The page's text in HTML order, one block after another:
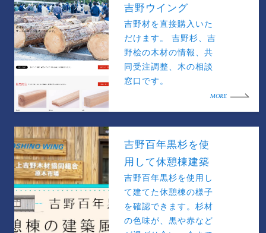
吉野ウイング
吉野材を直接購入いた
だけます。 吉野杉、吉
野桧の木材の情報、共
同受注調整、木の相談
窓口です。
MORE
吉野百年黒杉を使
用して休憩棟建築
吉野百年黒杉を使用し
て建てた休憩棟の様子
を確認できます。杉材
の色味が、黒や赤など